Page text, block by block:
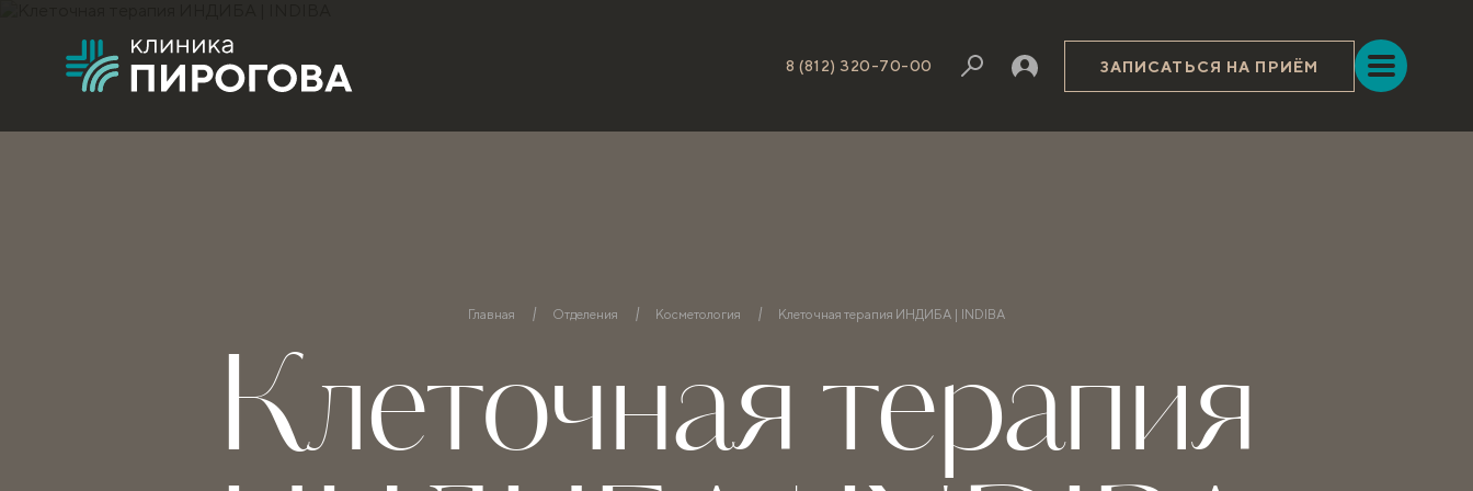
8 (812) 320-70-00 ЗАПИСАТЬСЯ НА ПРИЁМ
Главная Отделения Косметология Клеточная терапия ИНДИБА | INDIBA
Клеточная терапия